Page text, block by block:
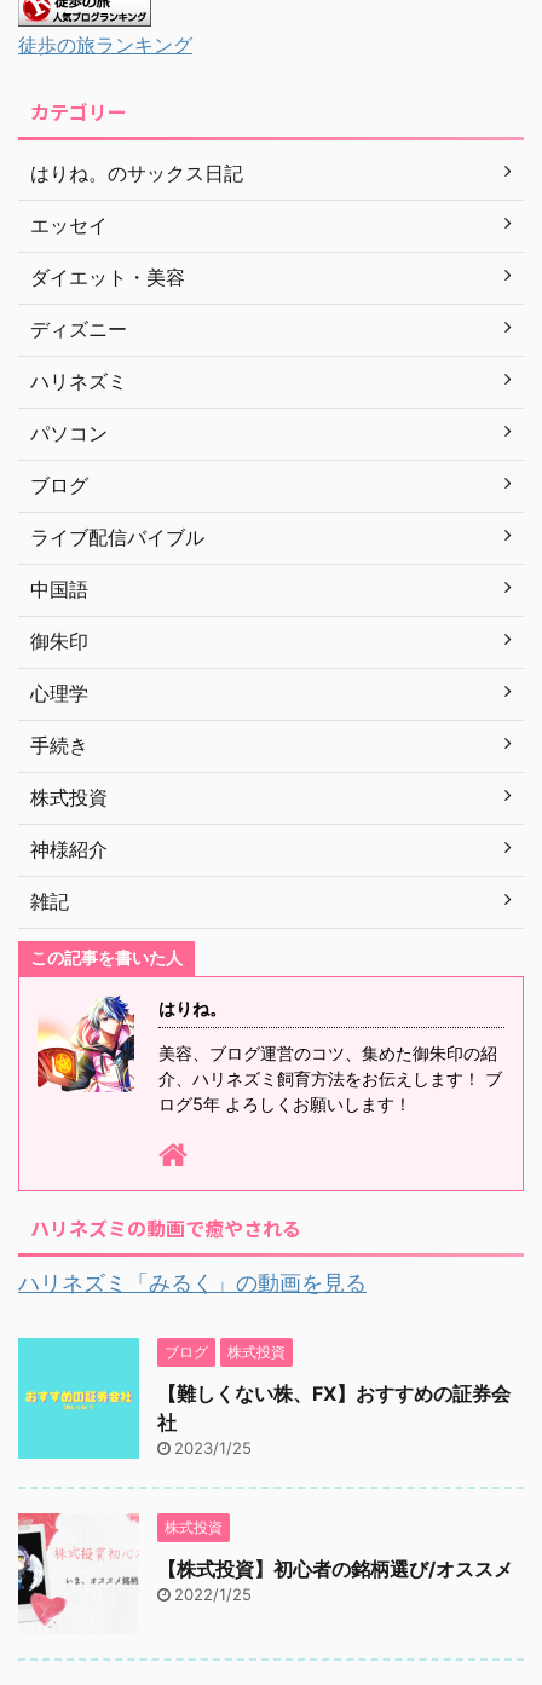
徒歩の旅ランキング
カテゴリー
はりね。のサックス日記
エッセイ
ダイエット・美容
ディズニー
ハリネズミ
パソコン
ブログ
ライブ配信バイブル
中国語
御朱印
心理学
手続き
株式投資
神様紹介
雑記
この記事を書いた人
はりね。
美容、ブログ運営のコツ、集めた御朱印の紹
介、ハリネズミ飼育方法をお伝えします！ ブ
ログ5年 よろしくお願いします！
ハリネズミの動画で癒やされる
ハリネズミ「みるく」の動画を見る
ブログ 株式投資
【難しくない株、FX】おすすめの証券会
社
2023/1/25
株式投資
【株式投資】初心者の銘柄選び/オススメ
2022/1/25